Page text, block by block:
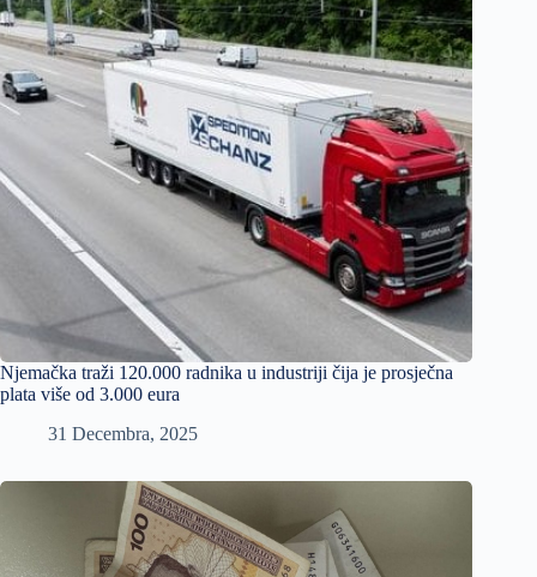
Njemačka traži 120.000 radnika u industriji čija je prosječna
plata više od 3.000 eura
31 Decembra, 2025